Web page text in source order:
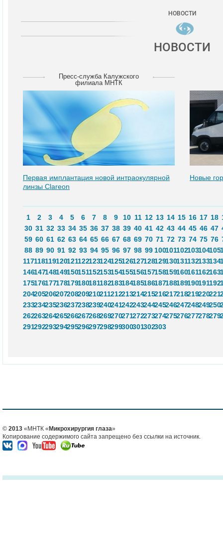
НОВОСТИ
НОВОСТИ
Пресс-служба Калужского
филиала МНТК
Первая имплантация новой интраокулярной
линзы Clareon
Новые
1 2 3 4 5 6 7 8 9 10 11 12 13 14 15 16 17 18
30 31 32 33 34 35 36 37 38 39 40 41 42 43 44 45 46 47
59 60 61 62 63 64 65 66 67 68 69 70 71 72 73 74 75 76
88 89 90 91 92 93 94 95 96 97 98 99 100101102103104105
117118119120121122123124125126127128129130131132133134
146147148149150151152153154155156157158159160161162163
175176177178179180181182183184185186187188189190191192
204205206207208209210211212213214215216217218219220221
233234235236237238239240241242243244245246247248249250
262263264265266267268269270271272273274275276277278279
291292293294295296297298299300301302303
© 2013 «МНТК « Микрохирургия глаза»
Копирование содержимого сайта запрещено без ссылки на источник.